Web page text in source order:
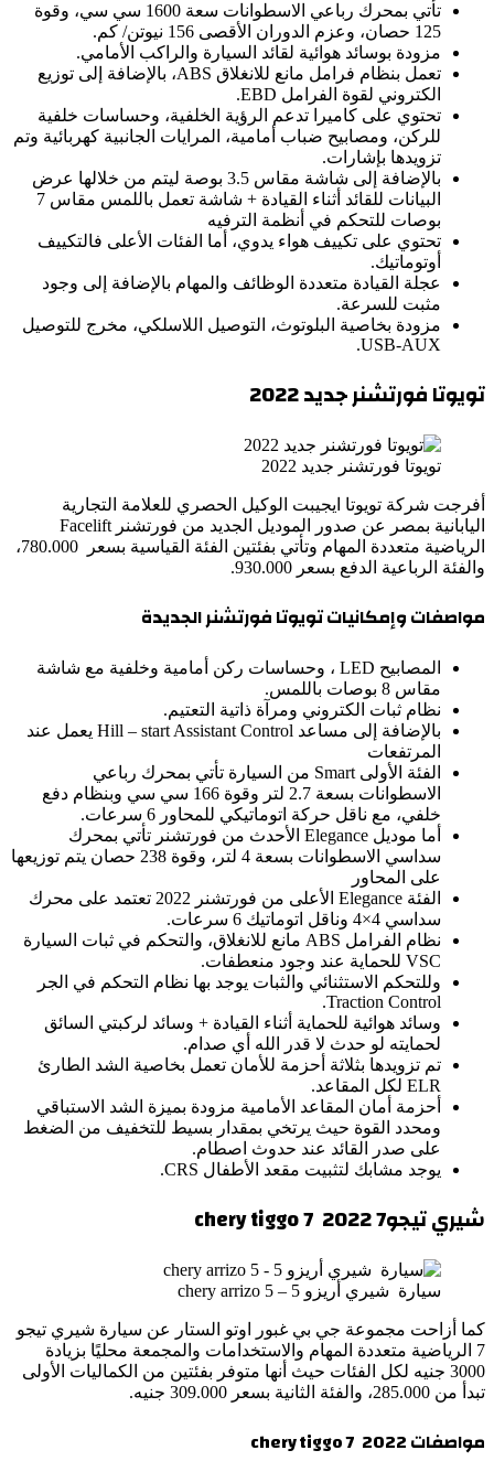
تأتي بمحرك رباعي الاسطوانات سعة 1600 سي سي، وقوة
125 حصان، وعزم الدوران الأقصى 156 نيوتن/ كم.
مزودة بوسائد هوائية لقائد السيارة والراكب الأمامي.
تعمل بنظام فرامل مانع للانغلاق ABS، بالإضافة إلى توزيع
الكتروني لقوة الفرامل EBD.
تحتوي على كاميرا تدعم الرؤية الخلفية، وحساسات خلفية
للركن، ومصابيح ضباب أمامية، المرايات الجانبية كهربائية وتم
تزويدها بإشارات.
بالإضافة إلى شاشة مقاس 3.5 بوصة ليتم من خلالها عرض
البيانات للقائد أثناء القيادة + شاشة تعمل باللمس مقاس 7
بوصات للتحكم في أنظمة الترفيه
تحتوي على تكييف هواء يدوي، أما الفئات الأعلى فالتكييف
أوتوماتيك.
عجلة القيادة متعددة الوظائف والمهام بالإضافة إلى وجود
مثبت للسرعة.
مزودة بخاصية البلوتوث، التوصيل اللاسلكي، مخرج للتوصيل
USB-AUX.
تويوتا فورتشنر جديد 2022
تويوتا فورتشنر جديد 2022
أفرجت شركة تويوتا ايجيبت الوكيل الحصري للعلامة التجارية
اليابانية بمصر عن صدور الموديل الجديد من فورتشنر Facelift
الرياضية متعددة المهام وتأتي بفئتين الفئة القياسية بسعر 780.000،
والفئة الرباعية الدفع بسعر 930.000.
مواصفات وإمكانيات تويوتا فورتشنر الجديدة
المصابيح LED ، وحساسات ركن أمامية وخلفية مع شاشة
مقاس 8 بوصات باللمس.
نظام ثبات الكتروني ومرآة ذاتية التعتيم.
بالإضافة إلى مساعد Hill – start Assistant Control يعمل عند
المرتفعات
الفئة الأولى Smart من السيارة تأتي بمحرك رباعي
الاسطوانات بسعة 2.7 لتر وقوة 166 سي سي وبنظام دفع
خلفي، مع ناقل حركة اتوماتيكي للمحاور 6 سرعات.
أما موديل Elegance الأحدث من فورتشنر تأتي بمحرك
سداسي الاسطوانات بسعة 4 لتر، وقوة 238 حصان يتم توزيعها
على المحاور
الفئة Elegance الأعلى من فورتشنر 2022 تعتمد على محرك
سداسي 4×4 وناقل اتوماتيك 6 سرعات.
نظام الفرامل ABS مانع للانغلاق، والتحكم في ثبات السيارة
VSC للحماية عند وجود منعطفات.
وللتحكم الاستثنائي والثبات يوجد بها نظام التحكم في الجر
Traction Control.
وسائد هوائية للحماية أثناء القيادة + وسائد لركبتي السائق
لحمايته لو حدث لا قدر الله أي صدام.
تم تزويدها بثلاثة أحزمة للأمان تعمل بخاصية الشد الطارئ
ELR لكل المقاعد.
أحزمة أمان المقاعد الأمامية مزودة بميزة الشد الاستباقي
ومحدد القوة حيث يرتخي بمقدار بسيط للتخفيف من الضغط
على صدر القائد عند حدوث اصطام.
يوجد مشابك لتثبيت مقعد الأطفال CRS.
شيري تيجو7 chery tiggo 7 2022
سيارة شيري أريزو 5 – chery arrizo 5
كما أزاحت مجموعة جي بي غبور اوتو الستار عن سيارة شيري تيجو
7 الرياضية متعددة المهام والاستخدامات والمجمعة محليًا بزيادة
3000 جنيه لكل الفئات حيث أنها متوفر بفئتين من الكماليات الأولى
تبدأ من 285.000، والفئة الثانية بسعر 309.000 جنيه.
مواصفات chery tiggo 7 2022